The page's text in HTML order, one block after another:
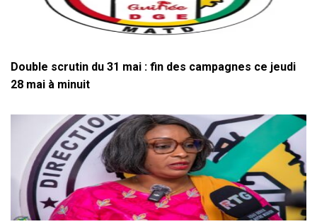
Double scrutin du 31 mai : fin des campagnes ce jeudi
28 mai à minuit